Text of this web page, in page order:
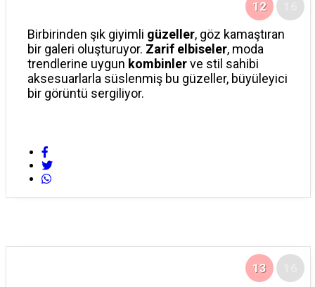
12
Birbirinden şık giyimli güzeller, göz kamaştıran
bir galeri oluşturuyor. Zarif elbiseler, moda
trendlerine uygun kombinlerve stil sahibi
aksesuarlarla süslenmiş bu güzeller, büyüleyici
bir görüntü sergiliyor.
13